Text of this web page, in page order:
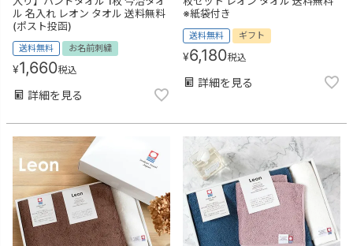
ル 名入れ レオン タオル 送料無料
(ポスト投函)
送料無料 お名前刺繍
¥1,660税込
詳細を見る
※紙袋付き
送料無料 ギフト
¥6,180税込
詳細を見る